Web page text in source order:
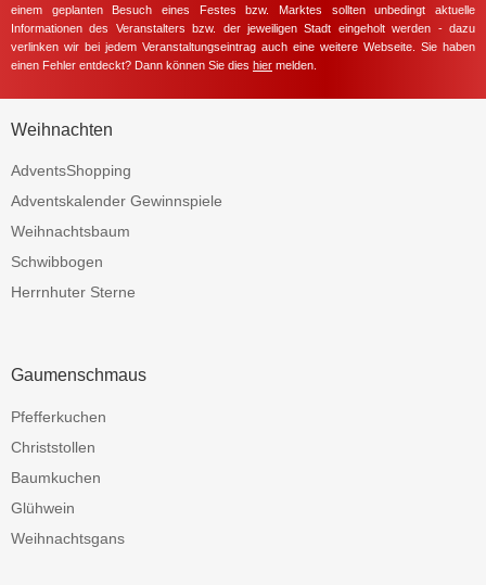
einem geplanten Besuch eines Festes bzw. Marktes sollten unbedingt aktuelle
Informationen des Veranstalters bzw. der jeweiligen Stadt eingeholt werden - dazu
verlinken wir bei jedem Veranstaltungseintrag auch eine weitere Webseite. Sie haben
einen Fehler entdeckt? Dann können Sie dies hier melden.
Weihnachten
AdventsShopping
Adventskalender Gewinnspiele
Weihnachtsbaum
Schwibbogen
Herrnhuter Sterne
Gaumenschmaus
Pfefferkuchen
Christstollen
Baumkuchen
Glühwein
Weihnachtsgans